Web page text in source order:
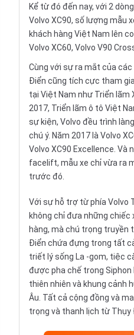
Kể từ đó đến nay, với 2
Volvo XC90, số lượng mẫu
khách hàng Việt Nam lên
Volvo XC60, Volvo V90
Cùng với sự ra mắt của
Điển cũng tích cực tham
tại Việt Nam như Triển lãm
2017, Triển lãm ô tô Việt
sự kiện, Volvo đều trình
chú ý. Năm 2017 là Volvo
Volvo XC90 Excellence. Và
facelift, mẫu xe chỉ vừa ra
trước đó.
Với sự hỗ trợ từ phía Volvo
không chỉ đưa những chiếc
hàng, mà chú trọng truyền
Điển chứa đựng trong tất
triết lý sống La -gom, tiệc
được pha chế trong
thiên nhiên và khung cảnh
Âu. Tất cả cộng đồng và
trọng và thanh lịch từ Thụy